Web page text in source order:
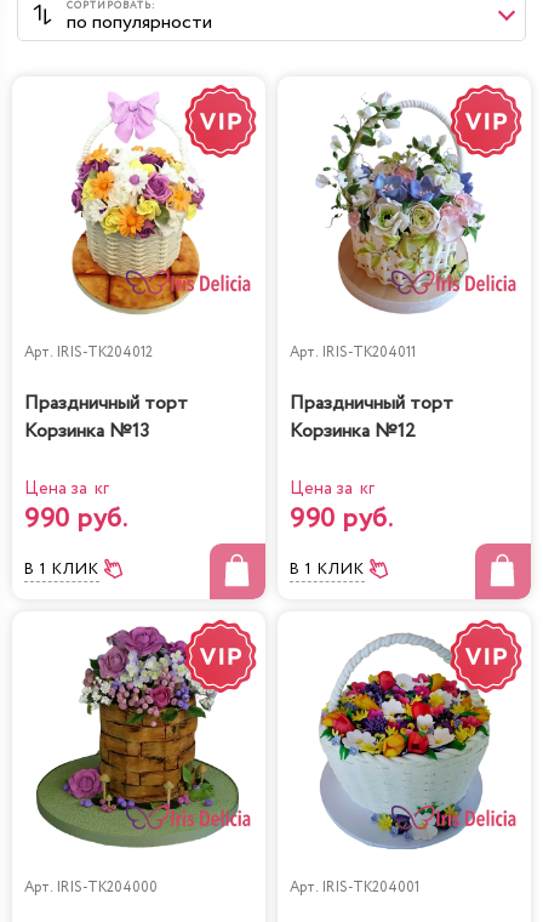
Арт. IRIS-TK204012
Праздничный торт
Корзинка №13
Цена за кг
990 руб.
В 1 КЛИК
Арт. IRIS-TK204011
Праздничный торт
Корзинка №12
Цена за кг
990 руб.
В 1 КЛИК
Арт. IRIS-TK204000 Арт. IRIS-TK204001